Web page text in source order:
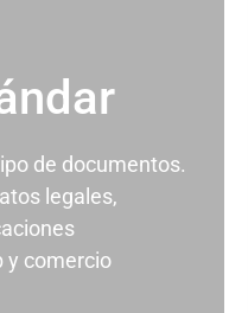
de documentos.
legales,
y comercio